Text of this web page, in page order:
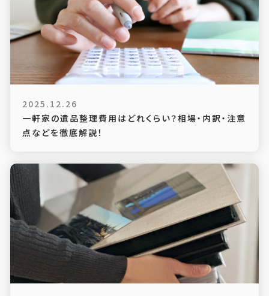
2025.12.26
一軒家の遺品整理費用はどれくらい？相場・内訳・注意
点などを徹底解説！